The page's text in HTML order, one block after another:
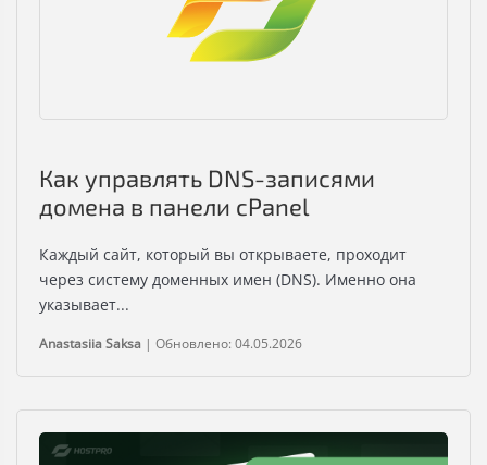
Как управлять DNS-записями
домена в панели cPanel
Каждый сайт, который вы открываете, проходит
через систему доменных имен (DNS). Именно она
указывает...
Anastasiia Saksa | Обновлено: 04.05.2026